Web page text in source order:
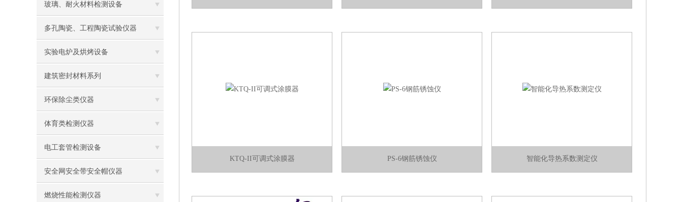
玻璃、耐火材料检测设备
多孔陶瓷、工程陶瓷试验仪器
实验电炉及烘烤设备
建筑密封材料系列
环保除尘类仪器
体育类检测仪器
电工套管检测设备
安全网安全带安全帽仪器
燃烧性能检测仪器
KTQ-II可调式涂膜器 PS-6钢筋锈蚀仪 智能化导热系数测定仪